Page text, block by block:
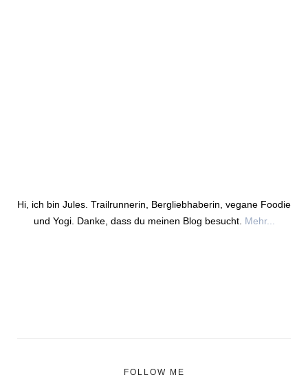
Hi, ich bin Jules. Trailrunnerin, Bergliebhaberin, vegane Foodie
und Yogi. Danke, dass du meinen Blog besucht. Mehr...
FOLLOW ME